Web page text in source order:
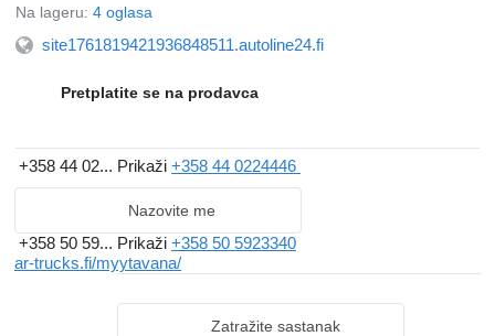
Na lageru: 4 oglasa
site1761819421936848511.autoline24.fi
Pretplatite se na prodavca
+358 44 02... Prikaži +358 44 0224446
Nazovite me
+358 50 59... Prikaži +358 50 5923340
ar-trucks.fi/myytavana/
Zatražite sastanak